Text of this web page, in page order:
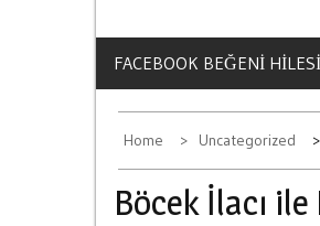
FACEBOOK BEĞENI
Home Uncategorized
Böcek İlacı